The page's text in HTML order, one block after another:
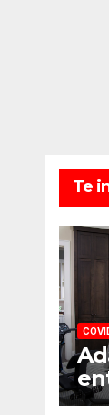
Te